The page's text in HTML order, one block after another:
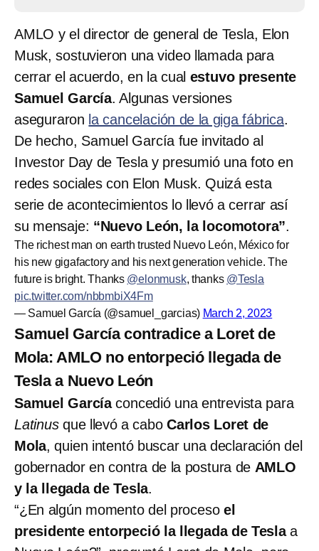
AMLO y el director de general de Tesla, Elon
Musk, sostuvieron una video llamada para
cerrar el acuerdo, en la cual estuvo presente
Samuel García. Algunas versiones
aseguraron la cancelación de la giga fábrica.
De hecho, Samuel García fue invitado al
Investor Day de Tesla y presumió una foto en
redes sociales con Elon Musk. Quizá esta
serie de acontecimientos lo llevó a cerrar así
su mensaje: “Nuevo León, la locomotora”.
The richest man on earth trusted Nuevo León, México for
his new gigafactory and his next generation vehicle. The
future is bright. Thanks @elonmusk, thanks @Tesla
pic.twitter.com/nbbmbiX4Fm
— Samuel García (@samuel_garcias) March 2, 2023
Samuel García contradice a Loret de
Mola: AMLO no entorpeció llegada de
Tesla a Nuevo León
Samuel Garcíaconcedió una entrevista para
Latinus que llevó a cabo Carlos Loret de
Mola, quien intentó buscar una declaración del
gobernador en contra de la postura de AMLO
y la llegada de Tesla.
“¿En algún momento del proceso el
presidente entorpeció la llegada de Teslaa